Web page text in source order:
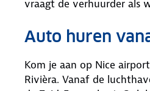
vraagt de verhuurder als
Auto huren
Kom je aan op Nice
Rivièra. Vanaf de